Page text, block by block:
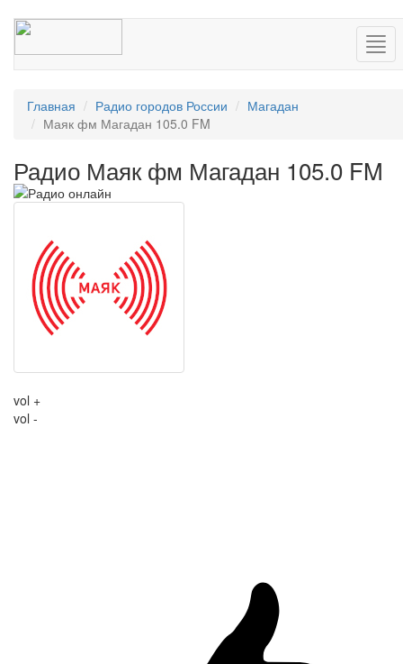
Главная Радио городов России
Магадан
Маяк фм Магадан 105.0 FM
Радио Маяк фм Магадан 105.0 FM
vol +
vol -